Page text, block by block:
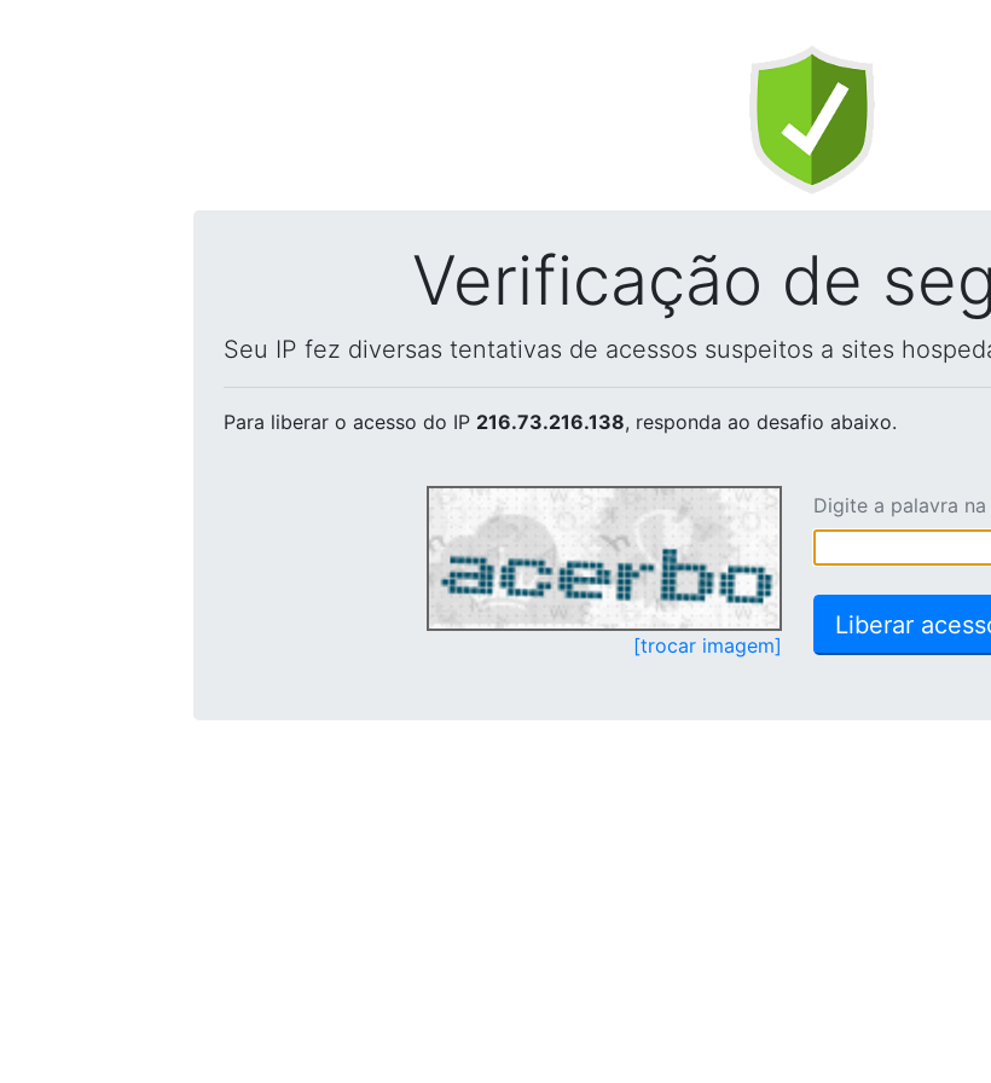
Verificação de
Seu IP fez diversas tentativas de acessos suspeitos a sites
Para liberar o acesso do IP 216.73.216.138, responda ao desafio abaixo.
[trocar imagem]
Digite a palavra